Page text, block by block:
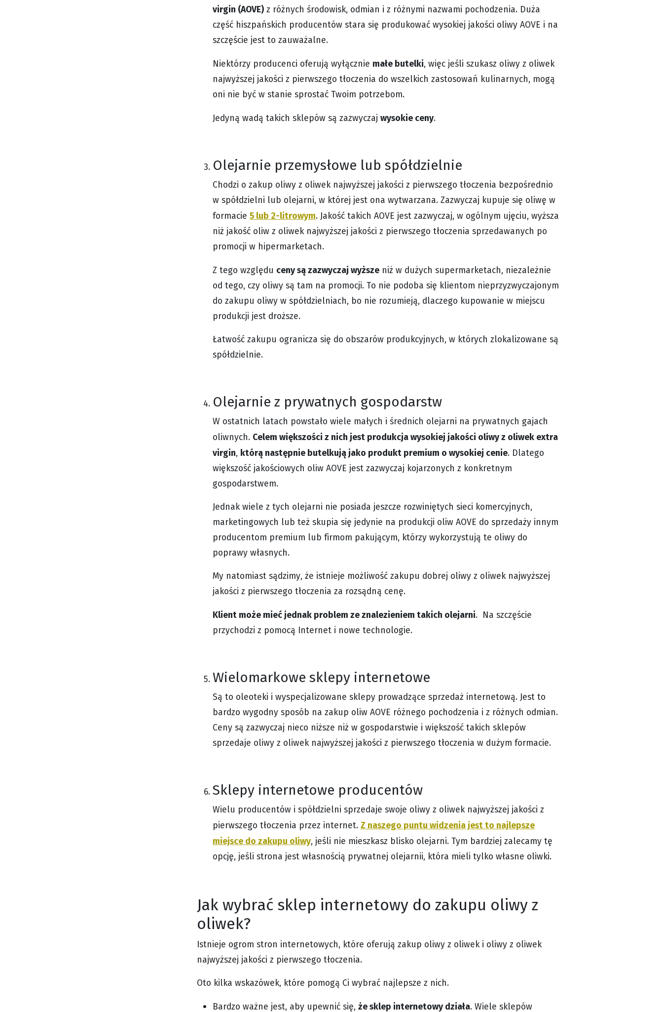
virgin (AOVE) z różnych środowisk, odmian i z różnymi nazwami pochodzenia. Duża
część hiszpańskich producentów stara się produkować wysokiej jakości oliwy AOVE i na
szczęście jest to zauważalne.
Niektórzy producenci oferują wyłącznie małe butelki, więc jeśli szukasz oliwy z oliwek
najwyższej jakości z pierwszego tłoczenia do wszelkich zastosowań kulinarnych, mogą
oni nie być w stanie sprostać Twoim potrzebom.
Jedyną wadą takich sklepów są zazwyczaj wysokie ceny.
Olejarnie przemysłowe lub spółdzielnie
Chodzi o zakup oliwy z oliwek najwyższej jakości z pierwszego tłoczenia bezpośrednio
w spółdzielni lub olejarni, w której jest ona wytwarzana. Zazwyczaj kupuje się oliwę w
formacie 5 lub 2-litrowym. Jakość takich AOVE jest zazwyczaj, w ogólnym ujęciu, wyższa
niż jakość oliw z oliwek najwyższej jakości z pierwszego tłoczenia sprzedawanych po
promocji w hipermarketach.
Z tego względu ceny są zazwyczaj wyższe niż w dużych supermarketach, niezależnie
od tego, czy oliwy są tam na promocji. To nie podoba się klientom nieprzyzwyczajonym
do zakupu oliwy w spółdzielniach, bo nie rozumieją, dlaczego kupowanie w miejscu
produkcji jest droższe.
Łatwość zakupu ogranicza się do obszarów produkcyjnych, w których zlokalizowane są
spółdzielnie.
Olejarnie z prywatnych gospodarstw
W ostatnich latach powstało wiele małych i średnich olejarni na prywatnych gajach
oliwnych. Celem większości z nich jest produkcja wysokiej jakości oliwy z oliwek extra
virgin, którą następnie butelkują jako produkt premium o wysokiej cenie. Dlatego
większość jakościowych oliw AOVE jest zazwyczaj kojarzonych z konkretnym
gospodarstwem.
Jednak wiele z tych olejarni nie posiada jeszcze rozwiniętych sieci komercyjnych,
marketingowych lub też skupia się jedynie na produkcji oliw AOVE do sprzedaży innym
producentom premium lub firmom pakującym, którzy wykorzystują te oliwy do
poprawy własnych.
My natomiast sądzimy, że istnieje możliwość zakupu dobrej oliwy z oliwek najwyższej
jakości z pierwszego tłoczenia za rozsądną cenę.
Klient może mieć jednak problem ze znalezieniem takich olejarni. Na szczęście
przychodzi z pomocą Internet i nowe technologie.
Wielomarkowe sklepy internetowe
Są to oleoteki i wyspecjalizowane sklepy prowadzące sprzedaż internetową. Jest to
bardzo wygodny sposób na zakup oliw AOVE różnego pochodzenia i z różnych odmian.
Ceny są zazwyczaj nieco niższe niż w gospodarstwie i większość takich sklepów
sprzedaje oliwy z oliwek najwyższej jakości z pierwszego tłoczenia w dużym formacie.
Sklepy internetowe producentów
Wielu producentów i spółdzielni sprzedaje swoje oliwy z oliwek najwyższej jakości z
pierwszego tłoczenia przez internet. Z naszego puntu widzenia jest to najlepsze
miejsce do zakupu oliwy, jeśli nie mieszkasz blisko olejarni. Tym bardziej zalecamy tę
opcję, jeśli strona jest własnością prywatnej olejarnii, która mieli tylko własne oliwki.
Jak wybrać sklep internetowy do zakupu oliwy z
oliwek?
Istnieje ogrom stron internetowych, które oferują zakup oliwy z oliwek i oliwy z oliwek
najwyższej jakości z pierwszego tłoczenia.
Oto kilka wskazówek, które pomogą Ci wybrać najlepsze z nich.
Bardzo ważne jest, aby upewnić się, że sklep internetowy działa. Wiele sklepów